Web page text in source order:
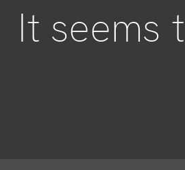
Comfort
Comfort con Terrazza
It seems